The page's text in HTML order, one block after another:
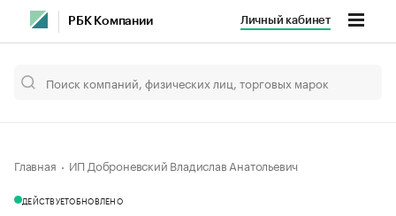
РБК Компании Личный кабинет
Главная ИП Доброневский Владислав Анатольевич
ДЕЙСТВУЕТОБНОВЛЕНО